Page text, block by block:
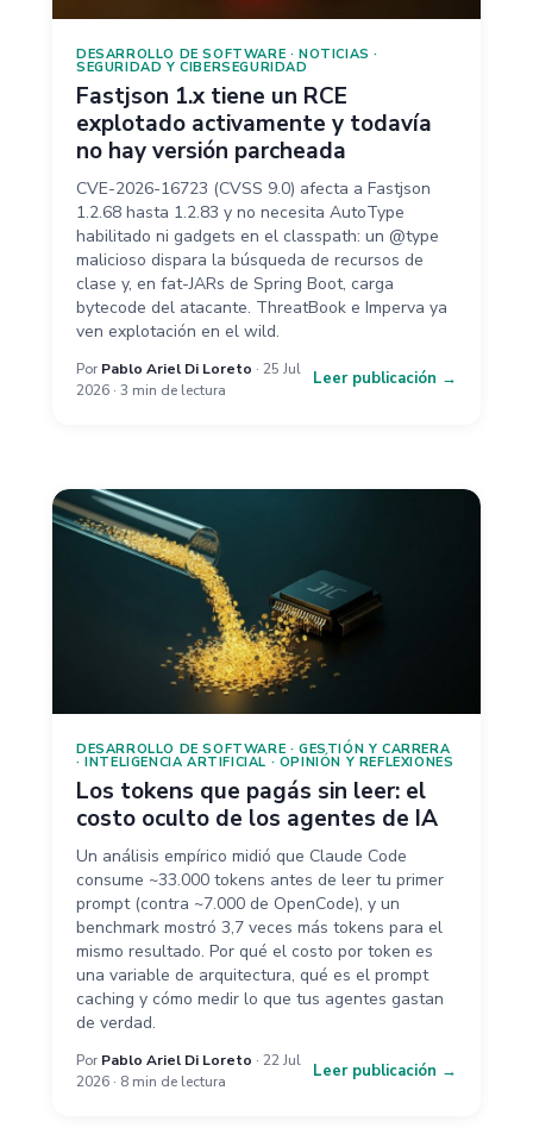
DESARROLLO DE SOFTWARE ·NOTICIAS ·
SEGURIDAD Y CIBERSEGURIDAD
Fastjson 1.x tiene un RCE
explotado activamente y todavía
no hay versión parcheada
CVE-2026-16723 (CVSS 9.0) afecta a Fastjson
1.2.68 hasta 1.2.83 y no necesita AutoType
habilitado ni gadgets en el classpath: un @type
malicioso dispara la búsqueda de recursos de
clase y, en fat-JARs de Spring Boot, carga
bytecode del atacante. ThreatBook e Imperva ya
ven explotación en el wild.
Por Pablo Ariel Di Loreto · 25 Jul
2026 · 3 min de lectura
Leer publicación →
DESARROLLO DE SOFTWARE ·GESTIÓN Y CARRERA
·INTELIGENCIA ARTIFICIAL · OPINIÓN Y REFLEXIONES
Los tokens que pagás sin leer: el
costo oculto de los agentes de IA
Un análisis empírico midió que Claude Code
consume ~33.000 tokens antes de leer tu primer
prompt (contra ~7.000 de OpenCode), y un
benchmark mostró 3,7 veces más tokens para el
mismo resultado. Por qué el costo por token es
una variable de arquitectura, qué es el prompt
caching y cómo medir lo que tus agentes gastan
de verdad.
Por Pablo Ariel Di Loreto · 22 Jul
2026 · 8 min de lectura
Leer publicación →